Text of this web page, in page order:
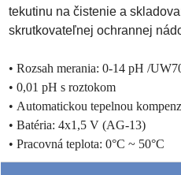
tekutinu na čistenie a
skrutkovateľnej ochrannej
• Rozsah merania: 0-14 pH /
• 0,01 pH s roztokom
• Automatickou tepelnou
• Batéria: 4x1,5 V (AG-13)
• Pracovná teplota: 0°C ~ 50°C